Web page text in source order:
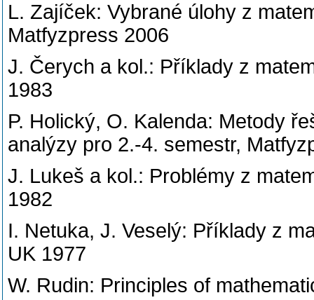
L. Zajíček: Vybrané úlohy z
Matfyzpress 2006
J. Čerych a kol.: Příklady z
1983
P. Holický, O. Kalenda: Metody
analýzy pro 2.-4. semestr,
J. Lukeš a kol.: Problémy z
1982
I. Netuka, J. Veselý: Příklady z
UK 1977
W. Rudin: Principles of